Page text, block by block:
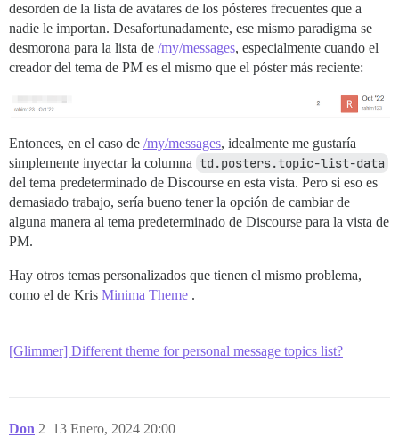
desorden de la lista de avatares de los pósteres frecuentes que a
nadie le importan. Desafortunadamente, ese mismo paradigma se
desmorona para la lista de /my/messages, especialmente cuando el
creador del tema de PM es el mismo que el póster más reciente:
Entonces, en el caso de /my/messages, idealmente me gustaría
simplemente inyectar la columna td.posters.topic-list-data
del tema predeterminado de Discourse en esta vista. Pero si eso es
demasiado trabajo, sería bueno tener la opción de cambiar de
alguna manera al tema predeterminado de Discourse para la vista de
PM.
Hay otros temas personalizados que tienen el mismo problema,
como el de Kris Minima Theme .
[Glimmer] Different theme for personal message topics list?
Don 13 Enero, 2024 20:00
2